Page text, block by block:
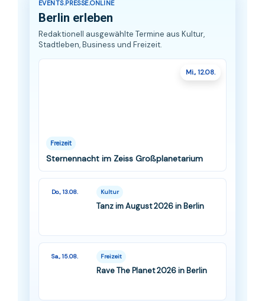
EVENTS.PRESSE.ONLINE
Berlin erleben
Redaktionell ausgewählte Termine aus Kultur,
Stadtleben, Business und Freizeit.
Mi., 12.08.
Freizeit
Sternennacht im Zeiss Großplanetarium
Do., 13.08. Kultur
Tanz im August 2026 in Berlin
Sa., 15.08. Freizeit
Rave The Planet 2026 in Berlin